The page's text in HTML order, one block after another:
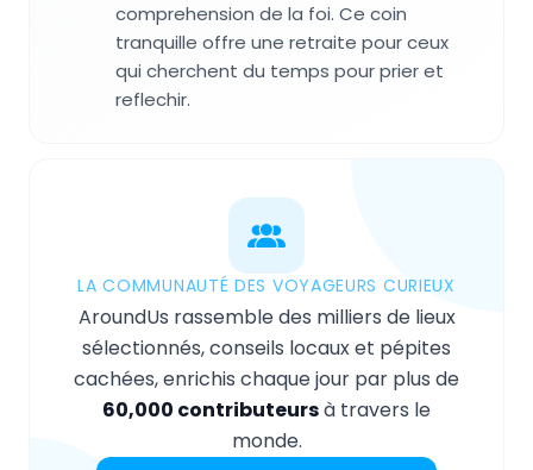
comprehension de la foi. Ce coin
tranquille offre une retraite pour ceux
qui cherchent du temps pour prier et
reflechir.
LA COMMUNAUTÉ DES VOYAGEURS CURIEUX
AroundUs rassemble des milliers de lieux
sélectionnés, conseils locaux et pépites
cachées, enrichis chaque jour par plus de
60,000 contributeursà travers le
monde.